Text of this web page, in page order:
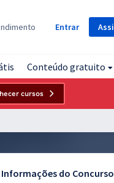
Entrar
Conteúdo gratuito
cursos
Informações do Concurso